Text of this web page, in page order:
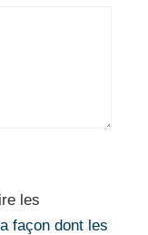
les
façon dont les